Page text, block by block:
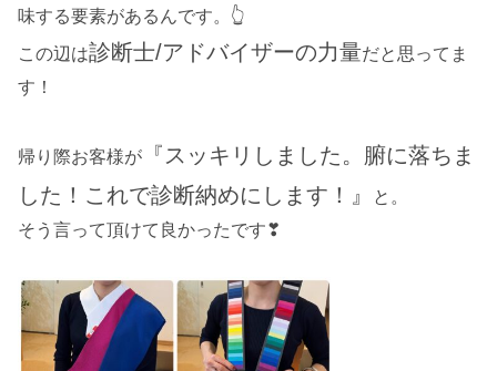
味する要素があるんです。👆
この辺は診断士/アドバイザーの力量だと思ってま
す！
帰り際お客様が
『スッキリしました。腑に落ちま
した！これで診断納めにします！』
と。
そう言って頂けて良かったです❣